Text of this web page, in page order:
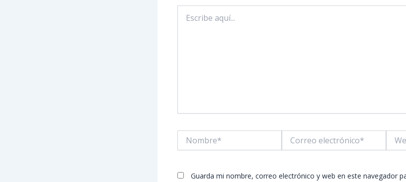
aquí...
electrónico*
Guarda mi nombre, correo electrónico y web en este navegador